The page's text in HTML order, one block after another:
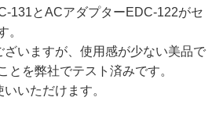
131とACアダプターEDC-122がセ
。
いますが、使用感が少ない美品で
とを弊社でテスト済みです。
いただけます。